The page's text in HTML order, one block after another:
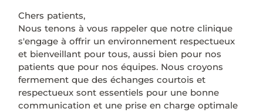
Chers patients,
Nous tenons à vous rappeler que notre clinique
s'engage à offrir un environnement respectueux
et bienveillant pour tous, aussi bien pour nos
patients que pour nos équipes. Nous croyons
fermement que des échanges courtois et
respectueux sont essentiels pour une bonne
communication et une prise en charge optimale